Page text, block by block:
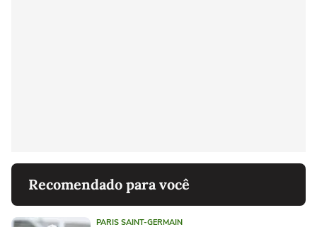
Recomendado para você
PARIS SAINT-GERMAIN